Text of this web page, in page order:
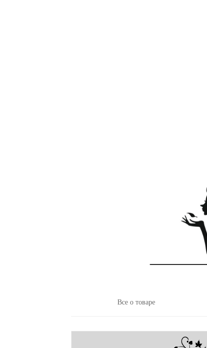
Все о товаре